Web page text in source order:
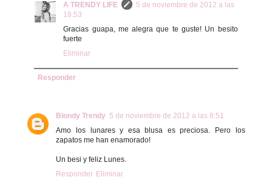
A TRENDY LIFE
5 de noviembre de 2012 a las
18:53
Gracias guapa, me alegra que te guste! Un besito
fuerte
Eliminar
Responder
Blondy Trendy 5 de noviembre de 2012 a las 8:51
Amo los lunares y esa blusa es preciosa. Pero los
zapatos me han enamorado!
Un besi y feliz Lunes.
Responder Eliminar